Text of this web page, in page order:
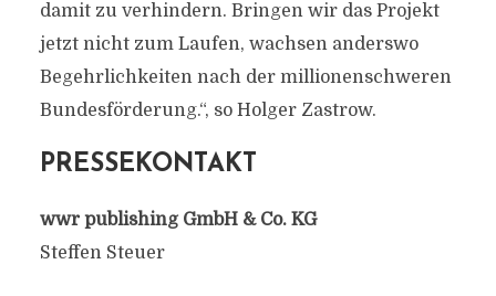
damit zu verhindern. Bringen wir das Projekt
jetzt nicht zum Laufen, wachsen anderswo
Begehrlichkeiten nach der millionenschweren
Bundesförderung.“, so Holger Zastrow.
PRESSEKONTAKT
wwr publishing GmbH & Co. KG
Steffen Steuer